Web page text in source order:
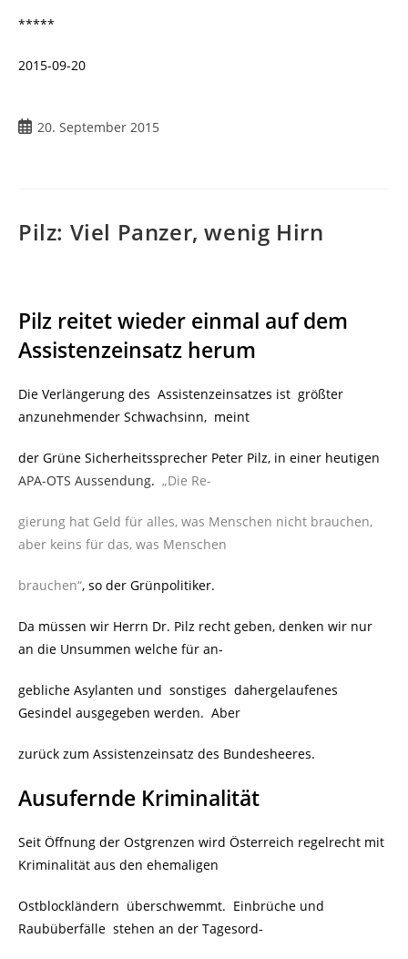
*****
2015-09-20
Beitrag20. September 2015
Pilz: Viel Panzer, wenig Hirn
Pilz reitet wieder einmal auf dem
Assistenzeinsatz herum
Die Verlängerung des Assistenzeinsatzes ist größter
anzunehmender Schwachsinn, meint
der Grüne Sicherheitssprecher Peter Pilz, in einer heutigen
APA-OTS Aussendung. „Die Re-
gierung hat Geld für alles, was Menschen nicht brauchen,
aber keins für das, was Menschen
brauchen“, so der Grünpolitiker.
Da müssen wir Herrn Dr. Pilz recht geben, denken wir nur
an die Unsummen welche für an-
gebliche Asylanten und sonstiges dahergelaufenes
Gesindel ausgegeben werden. Aber
zurück zum Assistenzeinsatz des Bundesheeres.
Ausufernde Kriminalität
Seit Öffnung der Ostgrenzen wird Österreich regelrecht mit
Kriminalität aus den ehemaligen
Ostblockländern überschwemmt. Einbrüche und
Raubüberfälle stehen an der Tagesord-